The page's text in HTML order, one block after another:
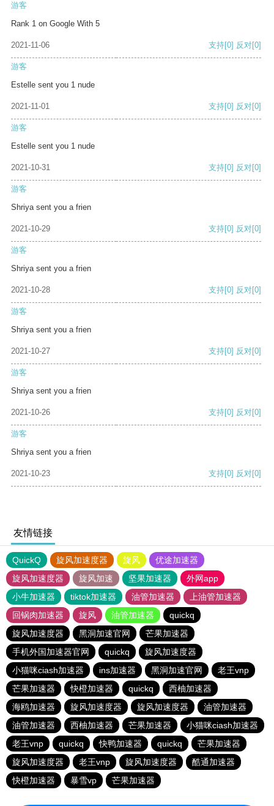
游客
Rank 1 on Google With 5
2021-11-06 支持[0] 反对[0]
游客
Estelle sent you 1 nude
2021-11-01 支持[0] 反对[0]
游客
Estelle sent you 1 nude
2021-10-31 支持[0] 反对[0]
游客
Shriya sent you a frien
2021-10-29 支持[0] 反对[0]
游客
Shriya sent you a frien
2021-10-28 支持[0] 反对[0]
游客
Shriya sent you a frien
2021-10-27 支持[0] 反对[0]
游客
Shriya sent you a frien
2021-10-26 支持[0] 反对[0]
游客
Shriya sent you a frien
2021-10-23 支持[0] 反对[0]
友情链接
QuickQ 旋风加速度器 旋风
优途加速器
旋风加速度器
旋风加速 坚果加速器
外网app
小牛加速器
tiktok加速器 油管加速器
上油管加速器
回锅肉加速器
旋风 油管加速器
quickq
旋风加速度器
黑洞加速官网
芒果加速器
手机外国加速器官网
quickq
旋风加速度器
小猫咪ciash加速器
ins加速器 黑洞加速官网
老王vnp
芒果加速器
快橙加速器 quickq
西柚加速器
海鸥加速器
旋风加速度器 旋风加速度器
油管加速器
油管加速器
西柚加速器 芒果加速器
小猫咪ciash加速器
老王vnp
quickq 快鸭加速器 quickq
芒果加速器
旋风加速度器
老王vnp 旋风加速度器
酷通加速器
快橙加速器
暴雪vp 芒果加速器